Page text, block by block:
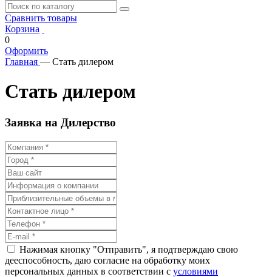
Сравнить товары
Корзина
0
Оформить
Главная — Стать дилером
Стать дилером
Заявка на Дилерство
Нажимая кнопку "Отправить", я подтверждаю свою
дееспособность, даю согласие на обработку моих
персональных данных в соответствии с условиями